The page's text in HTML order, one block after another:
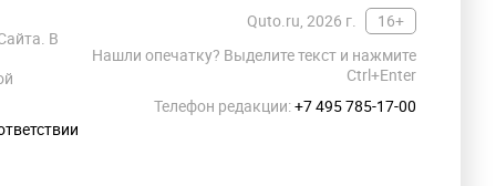
Quto.ru, 2026 г.
16+
Нашли опечатку? Выделите текст и нажмите
Ctrl+Enter
Телефон редакции:+7 495 785-17-00
В